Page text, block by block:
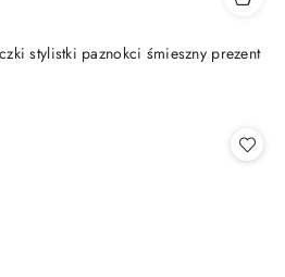
stylistki paznokci śmieszny prezent